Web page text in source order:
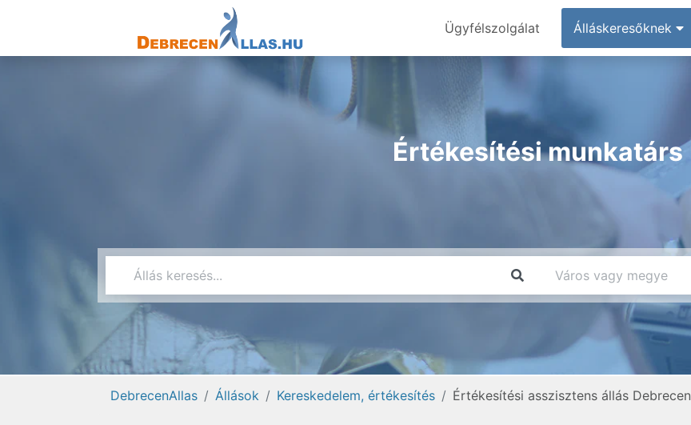
Ügyfélszolgálat Álláskeresőknek
Értékesítési munkatárs
DebrecenAllas Állások Kereskedelem, értékesítés Értékesítési asszisztens állás Debrecen